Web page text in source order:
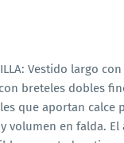
Vestido largo
breteles dobles
que aportan calce
volumen en falda. El